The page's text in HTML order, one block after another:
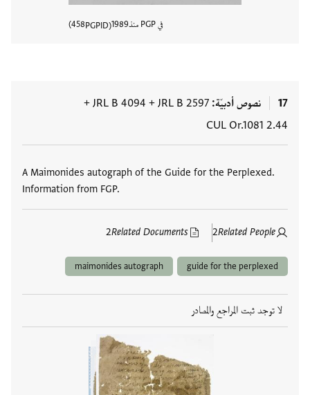
في PGP منذ 1989
PGPID
458
17 نصوص أدبيّة JRL B 2597
+
JRL B 4094
+
CUL Or.1081 2.44
A Maimonides autograph of the Guide for the Perplexed.
Information from FGP.
Related People
2
Related Documents
2
guide for the perplexed
maimonides autograph
لا توجد ثبت المراجع والمصادر